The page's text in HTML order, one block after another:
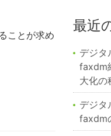
ことが求め
最近
デジタ
faxdm
大化の
デジタ
faxdm